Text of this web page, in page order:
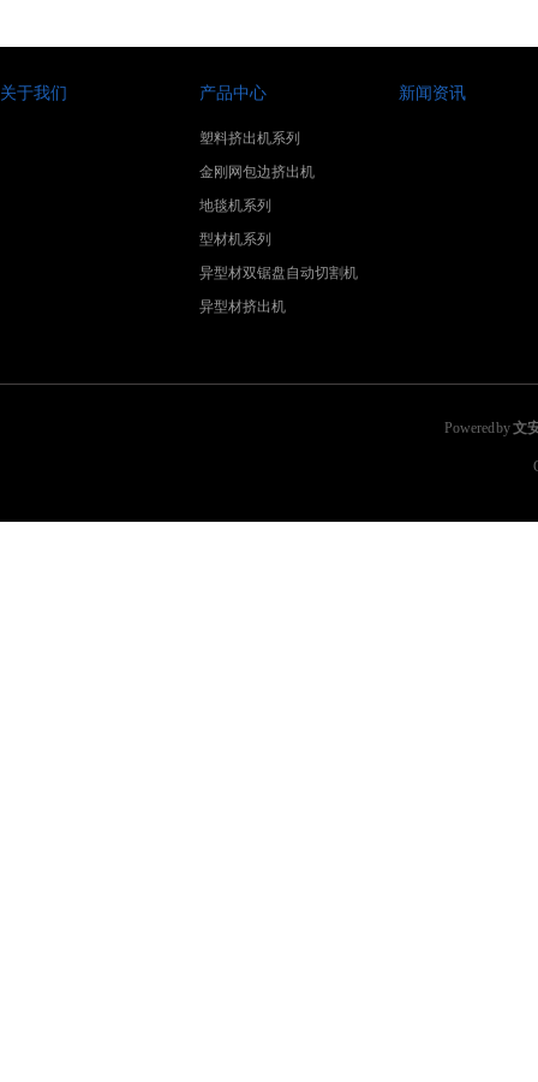
关于我们 产品中心
塑料挤出机系列
金刚网包边挤出机
地毯机系列
型材机系列
异型材双锯盘自动切割机
异型材挤出机
新闻资讯
Powered by文